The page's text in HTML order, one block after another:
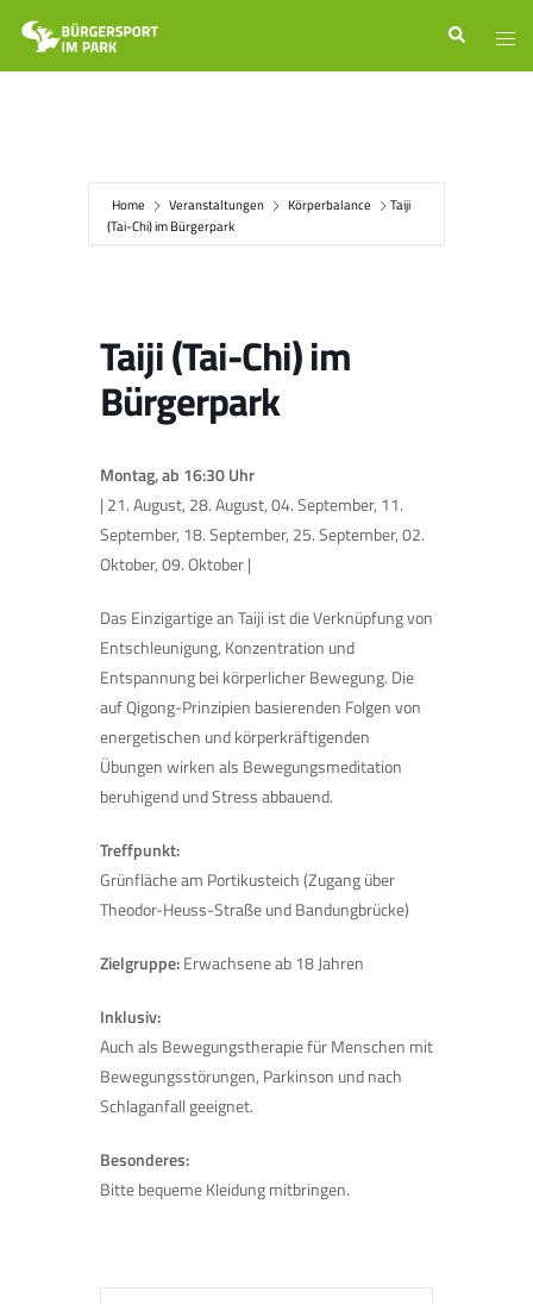
Zum
Inhalt
springen
Suche
Home Veranstaltungen Körperbalance
Taiji
(Tai-Chi) im Bürgerpark
Taiji (Tai-Chi) im
Bürgerpark
Montag, ab 16:30 Uhr
| 21. August, 28. August, 04. September, 11.
September, 18. September, 25. September, 02.
Oktober, 09. Oktober |
Das Einzigartige an Taiji ist die Verknüpfung von
Entschleunigung, Konzentration und
Entspannung bei körperlicher Bewegung. Die
auf Qigong-Prinzipien basierenden Folgen von
energetischen und körperkräftigenden
Übungen wirken als Bewegungsmeditation
beruhigend und Stress abbauend.
Treffpunkt:
Grünfläche am Portikusteich (Zugang über
Theodor-Heuss-Straße und Bandungbrücke)
Zielgruppe:Erwachsene ab 18 Jahren
Inklusiv:
Auch als Bewegungstherapie für Menschen mit
Bewegungsstörungen, Parkinson und nach
Schlaganfall geeignet.
Besonderes:
Bitte bequeme Kleidung mitbringen.